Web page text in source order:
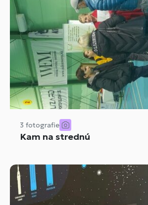
3 fotografie
Kam na strednú